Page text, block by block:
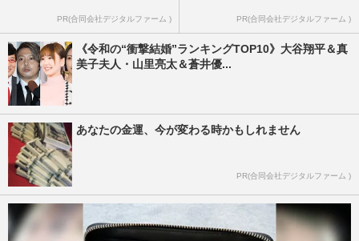
PR(合同会社デジタルファーム ) PR(合同会社デジタルファーム )
《令和の“衝撃結婚”ランキングTOP10》大谷翔平＆真
美子夫人・山里亮太＆蒼井優...
あなたの金運、今が変わる時かもしれません
PR(合同会社デジタルファーム )